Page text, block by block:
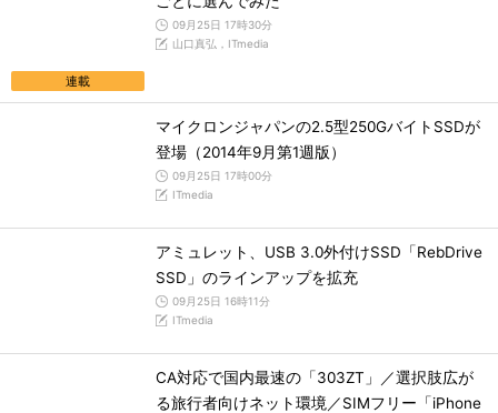
連載
09月25日 17時30分
山口真弘，ITmedia
マイクロンジャパンの2.5型250GバイトSSDが
登場（2014年9月第1週版）
09月25日 17時00分
ITmedia
アミュレット、USB 3.0外付けSSD「RebDrive
SSD」のラインアップを拡充
09月25日 16時11分
ITmedia
CA対応で国内最速の「303ZT」／選択肢広が
る旅行者向けネット環境／SIMフリー「iPhone